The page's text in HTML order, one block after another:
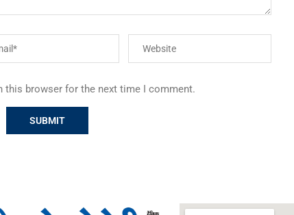
this browser for the next time I comment.